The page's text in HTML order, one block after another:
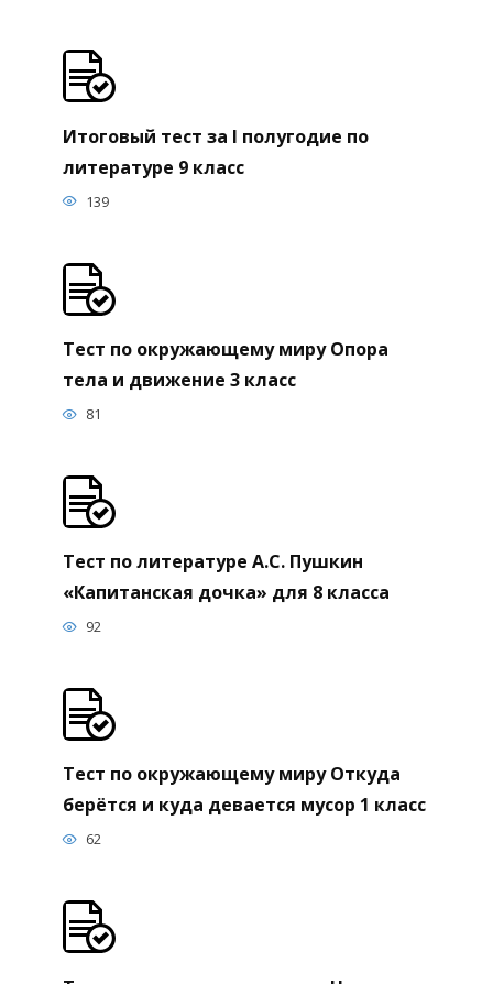
Итоговый тест за I полугодие по
литературе 9 класс
139
Тест по окружающему миру Опора
тела и движение 3 класс
81
Тест по литературе А.С. Пушкин
«Капитанская дочка» для 8 класса
92
Тест по окружающему миру Откуда
берётся и куда девается мусор 1 класс
62